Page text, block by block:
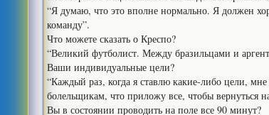
“Я думаю, что это вполне нормально. Я должен
команду”.
Что можете сказать о Креспо?
“Великий футболист. Между бразильцами и
Ваши индивидуальные цели?
“Каждый раз, когда я ставлю какие-либо цели,
болельщикам, что приложу все, чтобы вернуться
Вы в состоянии проводить на поле все 90 минут?